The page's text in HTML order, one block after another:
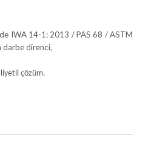
IWA 14-1: 2013 / PAS 68 / ASTM
darbe direnci,
çözüm.